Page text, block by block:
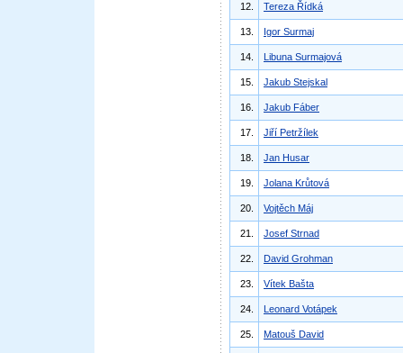
12. Tereza Řídká
13. Igor Surmaj
14. Libuna Surmajová
15. Jakub Stejskal
16. Jakub Fáber
17. Jiří Petržílek
18. Jan Husar
19. Jolana Krůtová
20. Vojtěch Máj
21. Josef Strnad
22. David Grohman
23. Vítek Bašta
24. Leonard Votápek
25. Matouš David